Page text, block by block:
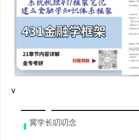
∨
冀学长叨叨念